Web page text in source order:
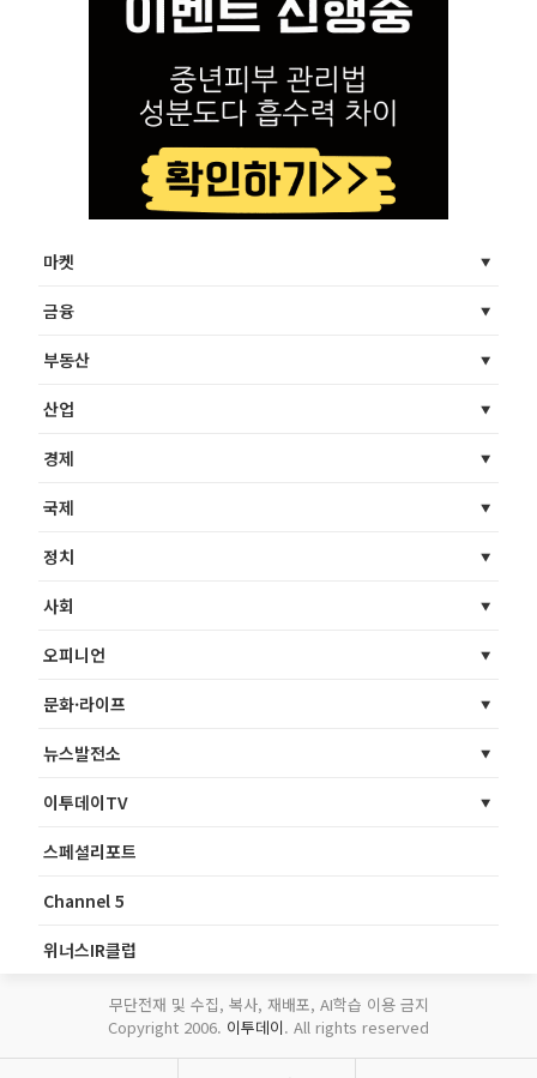
마켓
금융
부동산
산업
경제
국제
정치
사회
오피니언
문화·라이프
뉴스발전소
이투데이TV
스페셜리포트
Channel 5
위너스IR클럽
무단전재 및 수집, 복사, 재배포, AI학습 이용 금지
Copyright 2006. 이투데이. All rights reserved